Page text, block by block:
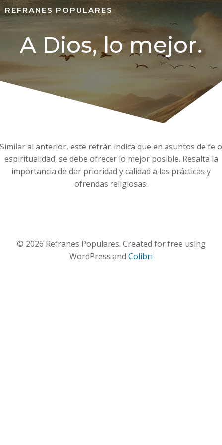
REFRANES POPULARES
A Dios, lo mejor.
Similar al anterior, este refrán indica que en asuntos de fe o
espiritualidad, se debe ofrecer lo mejor posible. Resalta la
importancia de dar prioridad y calidad a las prácticas y
ofrendas religiosas.
© 2026 Refranes Populares. Created for free using
WordPress and Colibri